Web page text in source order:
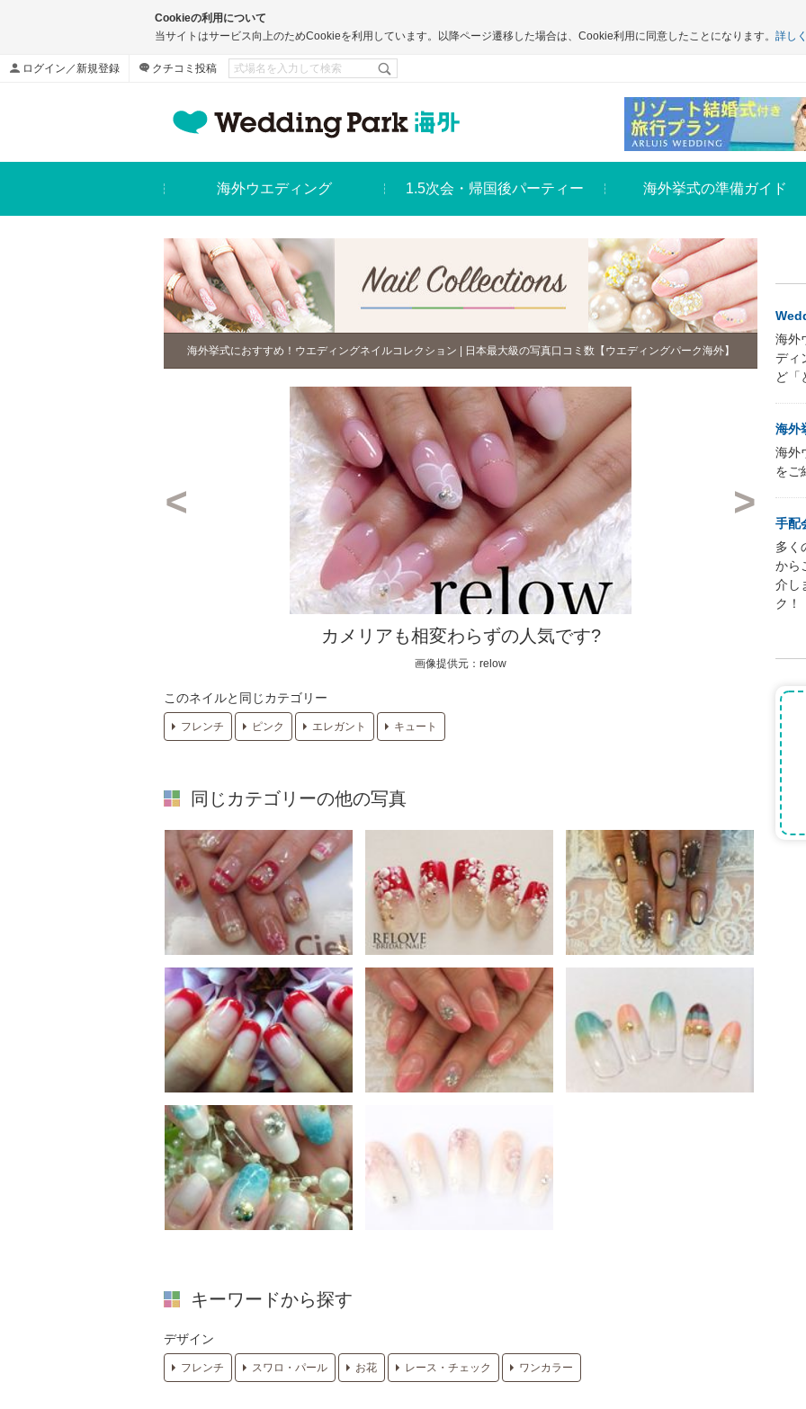
Cookieの利用について
当サイトはサービス向上のためCookieを利用しています。以降ページ遷移した場合は、Cookie利用に同意したことになります。 詳し
ログイン／新規登録 クチコミ投稿
海外ウエディング 1.5次会・帰国後パーティー 海外挙式の準備ガイド
海外挙式におすすめ！ウエディングネイルコレクション | 日本最大級の写真口コミ数【ウエディングパーク海外】
カメリアも相変わらずの人気です?
画像提供元：relow
このネイルと同じカテゴリー
フレンチ ピンク エレガント キュート
同じカテゴリーの他の写真
キーワードから探す
デザイン
フレンチ スワロ・パール お花 レース・チェック ワンカラー
海外
ディ
ど「
海外
海外
をご
手配
多く
から
介し
ク！